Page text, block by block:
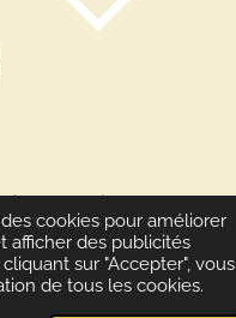
cookies pour améliorer
afficher des publicités
sur "Accepter", vous
de tous les cookies.